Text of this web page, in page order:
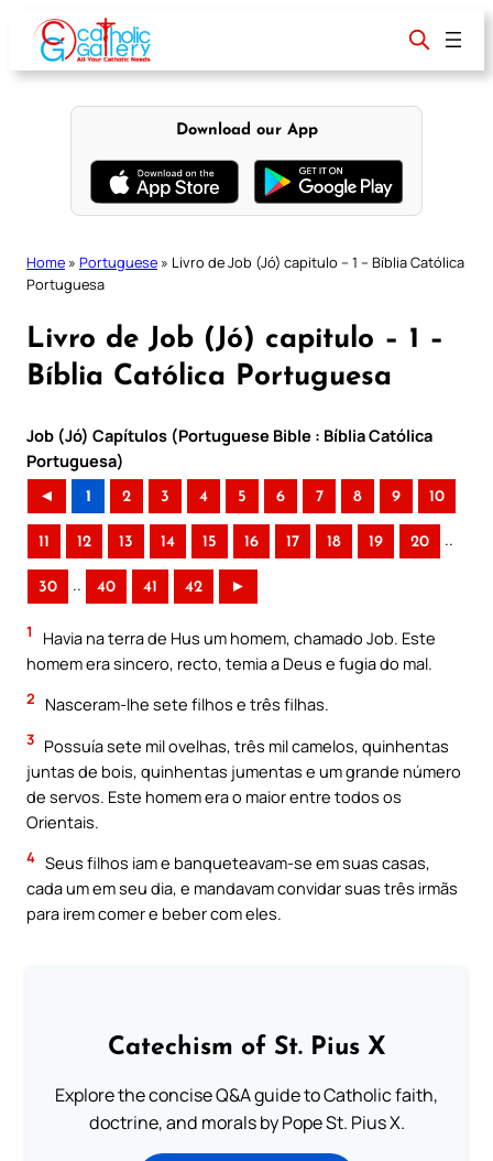
content
Download our App
Home » Portuguese » Livro de Job (Jó) capitulo – 1 – Bíblia Católica
Portuguesa
Livro de Job (Jó) capitulo – 1 –
Bíblia Católica Portuguesa
Job (Jó) Capítulos (Portuguese Bible : Bíblia Católica
Portuguesa)
◄ 1 2 3 4 5 6 7 8 9 10
11 12 13 14 15 16 17 18 19 20 ..
30 .. 40 41 42 ►
1
Havia na terra de Hus um homem, chamado Job. Este
homem era sincero, recto, temia a Deus e fugia do mal.
2 Nasceram-lhe sete filhos e três filhas.
3 Possuía sete mil ovelhas, três mil camelos, quinhentas
juntas de bois, quinhentas jumentas e um grande número
de servos. Este homem era o maior entre todos os
Orientais.
4 Seus filhos iam e banqueteavam-se em suas casas,
cada um em seu dia, e mandavam convidar suas três irmãs
para irem comer e beber com eles.
Catechism of St. Pius X
Explore the concise Q&A guide to Catholic faith,
doctrine, and morals by Pope St. Pius X.